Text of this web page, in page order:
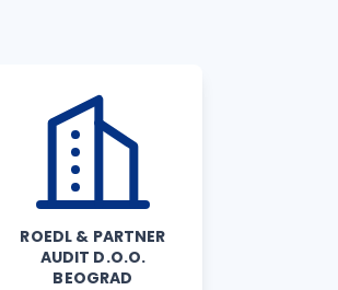
ROEDL & PARTNER
AUDIT D.O.O.
BEOGRAD